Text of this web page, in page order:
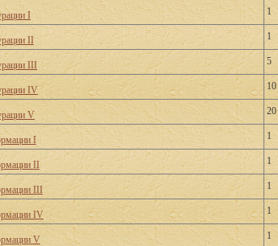
I 1
II 1
III 5
IV 10
V 20
I 1
II 1
III 1
IV 1
V 1